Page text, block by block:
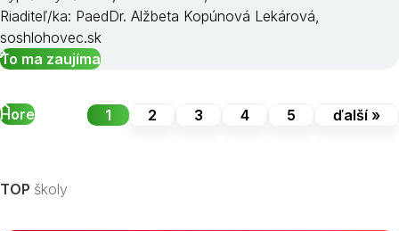
Riaditeľ/ka: PaedDr. Alžbeta Kopúnová Lekárová,
soshlohovec.sk
To ma zaujíma
Hore 1 2 3 4 5 ďalší »
TOP školy